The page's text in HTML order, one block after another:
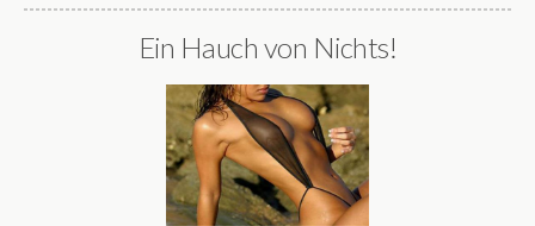
Ein Hauch von Nichts!